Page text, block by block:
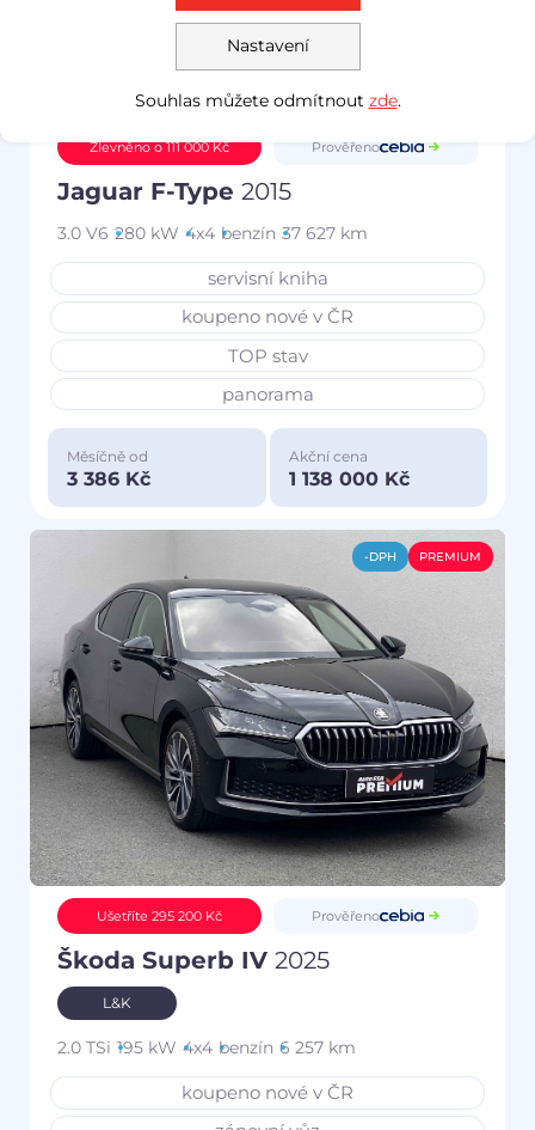
Zlevněno o 111 000 Kč Prověřeno
Jaguar F-Type 2015
3.0 V6 280 kW 4x4 benzín 37 627 km
servisní kniha
koupeno nové v ČR
TOP stav
panorama
Měsíčně od
3 386 Kč
Akční cena
1 138 000 Kč
-DPH PREMIUM
Ušetříte 295 200 Kč Prověřeno
Škoda Superb IV 2025
L&K
2.0 TSi 195 kW 4x4 benzín 6 257 km
koupeno nové v ČR
Nastavení
Souhlas můžete odmítnout zde.